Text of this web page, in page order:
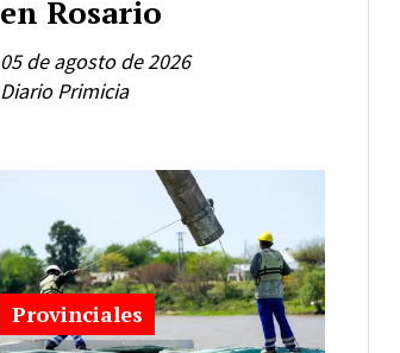
en Rosario
Diario Primicia
05 de agosto de 2026
Provinciales